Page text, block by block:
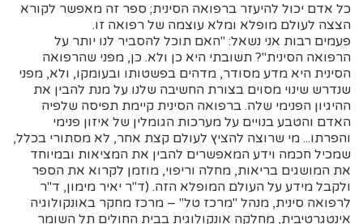
כל אדם יכול להיעזר ברפואה הסינית; ספר זה מאפשר לקורא
הצצה לעולם מופלא ומלא עוצמה של רפואה זו.
פעמים רבות אני נשאל: "האם תוכל להסביר לנו יותר על
הרפואה הסינית"? תשובתי היא כן ולא. כן, מפני שהרפואה
הסינית היא מדע מסודר, מדהים בפשטותו ובעומקו, ולא, מפני
שנדרש שינוי מסוים בצורת החשיבה שלנו על מנת להבין את
ההיגיון הפנימי שלה. ברפואה הסינית קיימת תפיסה שלפיה
האדם והטבע בנויים על מערכות הגומלין של איזון פנימי
והפרתו... מי שרוצה להציץ לעולם קצת אחר, לא מסתורי בכלל,
שמכיל חכמה וידע המאפשרים להבין את המציאות ובמיוחד
את המושגים בריאות, מחלה וריפוי, מוזמן לקרוא את הספר
ולקבל מידע על העולם המופלא הזה. (ד"ר יאיר מימון, ד"ר
לרפואה סינית, מנהל "מרכז טל" – מרכז מחקר באונקולוגיה
אינטגרטיבית, מחלקה אונקולוגית בבית החולים תל השומר